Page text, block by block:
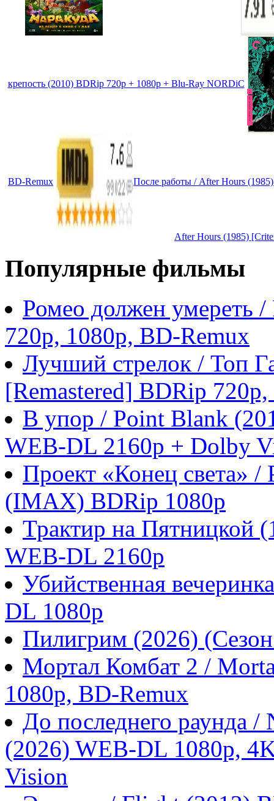
крепость (2010) BDRip 720p + 1080p + Blu-Ray NORDiC
BD-Remux После работы / After Hours
After Hours (1985)
Популярные фильмы
Ромео должен умереть
720p, 1080p, BD-Remux
Лучший стрелок / Топ
[Remastered] BDRip
В упор / Point Blank
WEB-DL 2160p + Dolby
Проект «Конец света»
(IMAX) BDRip 1080p
Трактир на Пятницкой
WEB-DL 2160p
Убийственная
DL 1080p
Пилигрим (2026)
Мортал Комбат 2 /
1080p, BD-Remux
До последнего раунда
(2026) WEB-DL 1080p,
Vision